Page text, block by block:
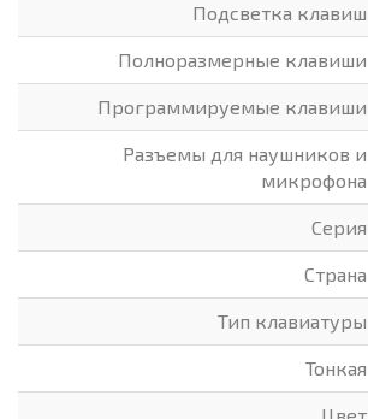
Подсветка клавиш
Полноразмерныe клавиши
Программируемые клавиши
Разъемы для наушников и
микрофона
Серия
Страна
Тип клавиатуры
Тонкая